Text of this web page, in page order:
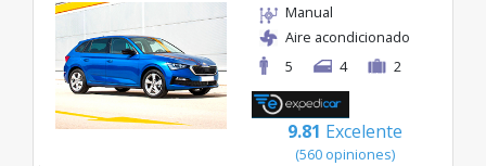
Manual
Aire acondicionado
5
4 2
9.81 Excelente
(560 opiniones)